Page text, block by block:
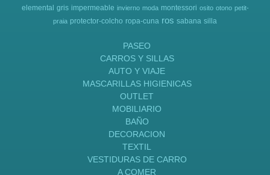
elemental gris impermeable invierno moda montessori osito otono petit-
praia protector-colcho ropa-cuna ros sabana silla
PASEO
CARROS Y SILLAS
AUTO Y VIAJE
MASCARILLAS HIGIENICAS
OUTLET
MOBILIARIO
BAÑO
DECORACION
TEXTIL
VESTIDURAS DE CARRO
A COMER